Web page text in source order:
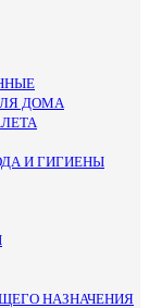
ДОМА
И ГИГИЕНЫ
НАЗНАЧЕНИЯ